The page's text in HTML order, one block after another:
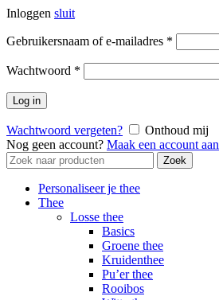
Inloggen sluit
Gebruikersnaam of e-mailadres *
Wachtwoord *
Log in
Wachtwoord vergeten?
Onthoud mij
Nog geen account? Maak een account aan
Zoek
naar:
Zoek
Personaliseer je thee
Thee
Losse thee
Basics
Groene thee
Kruidenthee
Pu’er thee
Rooibos